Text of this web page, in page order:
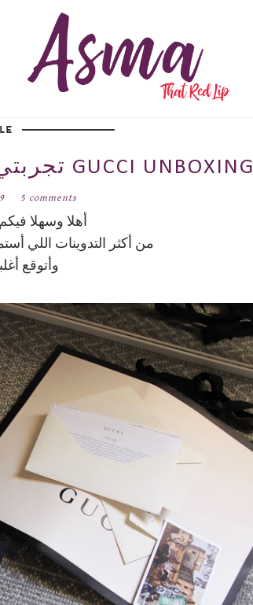
تجربتي بالطلب من موقع قوتشي GUCCI UNBOXING
5 comments
أهلا وسهلا
من أكثر التدوينات اللي
وأتوقع